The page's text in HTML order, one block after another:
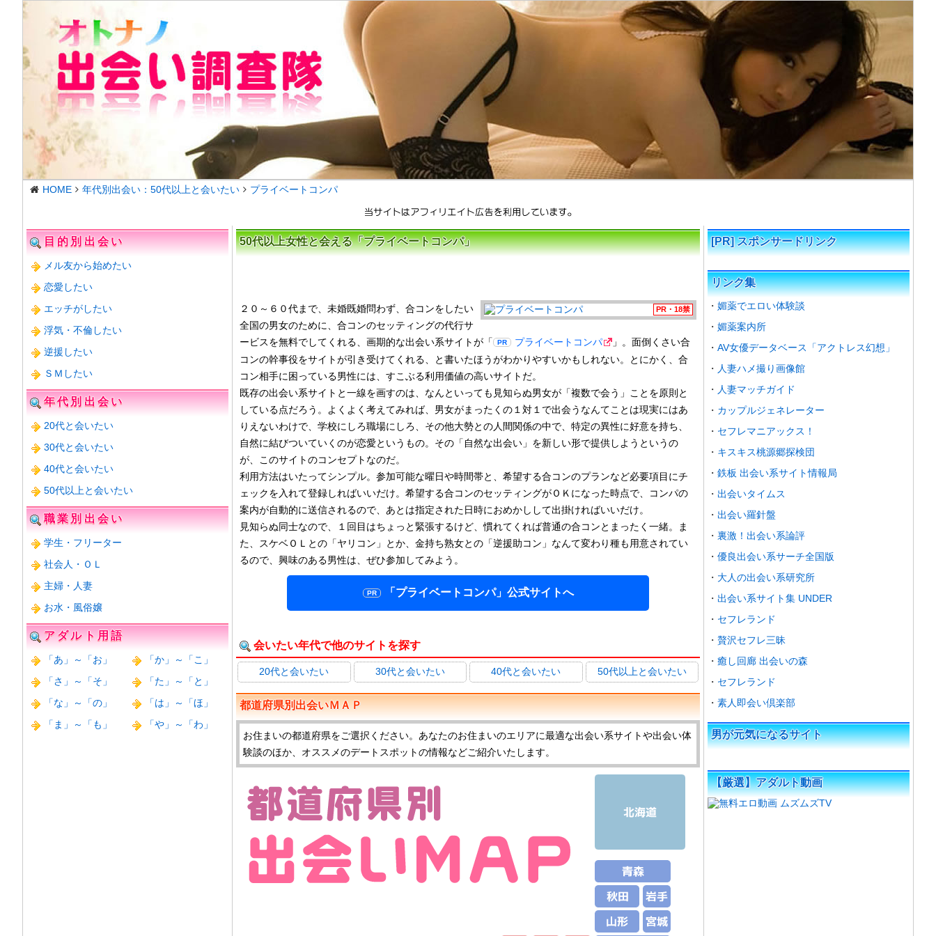
HOME 年代別出会い：50代以上と会いたい プライベートコンパ
目的別出会い
メル友から始めたい
恋愛したい
エッチがしたい
浮気・不倫したい
逆援したい
ＳＭしたい
年代別出会い
20代と会いたい
30代と会いたい
40代と会いたい
50代以上と会いたい
職業別出会い
学生・フリーター
社会人・ＯＬ
主婦・人妻
お水・風俗嬢
アダルト用語
「あ」～「お」
「か」～「こ」
「さ」～「そ」
「た」～「と」
「な」～「の」
「は」～「ほ」
「ま」～「も」
「や」～「わ」
50代以上女性と会える「プライベートコンパ」
２０～６０代まで、未婚既婚問わず、合コンをしたい
全国の男女のために、合コンのセッティングの代行サ
ービスを無料でしてくれる、画期的な出会い系サイトが「
プライベートコンパ
」。面倒くさい合
コンの幹事役をサイトが引き受けてくれる、と書いたほうがわかりやすいかもしれない。とにかく、合
コン相手に困っている男性には、すこぶる利用価値の高いサイトだ。
既存の出会い系サイトと一線を画すのは、なんといっても見知らぬ男女が「複数で会う」ことを原則と
している点だろう。よくよく考えてみれば、男女がまったくの１対１で出会うなんてことは現実にはあ
りえないわけで、学校にしろ職場にしろ、その他大勢との人間関係の中で、特定の異性に好意を持ち、
自然に結びついていくのが恋愛というもの。その「自然な出会い」を新しい形で提供しようというの
が、このサイトのコンセプトなのだ。
利用方法はいたってシンプル。参加可能な曜日や時間帯と、希望する合コンのプランなど必要項目にチ
ェックを入れて登録しればいいだけ。希望する合コンのセッティングがＯＫになった時点で、コンパの
案内が自動的に送信されるので、あとは指定された日時におめかしして出掛ければいいだけ。
見知らぬ同士なので、１回目はちょっと緊張するけど、慣れてくれば普通の合コンとまったく一緒。ま
た、スケベＯＬとの「ヤリコン」とか、金持ち熟女との「逆援助コン」なんて変わり種も用意されてい
るので、興味のある男性は、ぜひ参加してみよう。
「プライベートコンパ」 公式サイトへ
会いたい年代で他のサイトを探す
20代と会いたい 30代と会いたい 40代と会いたい 50代以上と会いたい
都道府県別出会いＭＡＰ
お住まいの都道府県をご選択ください。あなたのお住まいのエリアに最適な出会い系サイトや出会い体
験談のほか、オススメのデートスポットの情報などご紹介いたします。
[PR] スポンサードリンク
リンク集
媚薬でエロい体験談
媚薬案内所
AV女優データベース「アクトレス幻想」
人妻ハメ撮り画像館
人妻マッチガイド
カップルジェネレーター
セフレマニアックス！
キスキス桃源郷探検団
鉄板 出会い系サイト情報局
出会いタイムス
出会い羅針盤
裏激！出会い系論評
優良出会い系サーチ全国版
大人の出会い系研究所
出会い系サイト集 UNDER
セフレランド
贅沢セフレ三昧
癒し回廊 出会いの森
セフレランド
素人即会い倶楽部
男が元気になるサイト
【厳選】アダルト動画